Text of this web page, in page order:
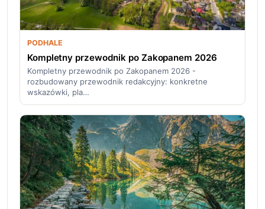
PODHALE
Kompletny przewodnik po Zakopanem 2026
Kompletny przewodnik po Zakopanem 2026 -
rozbudowany przewodnik redakcyjny: konkretne
wskazówki, pla…